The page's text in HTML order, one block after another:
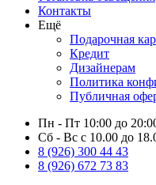
Контакты
Ещё
Подарочная
Кредит
Дизайнерам
Политика
Публичная
Пн - Пт 10:00 до
Сб - Вс с 10.00 до
8 (926) 300 44 43
8 (926) 672 73 83